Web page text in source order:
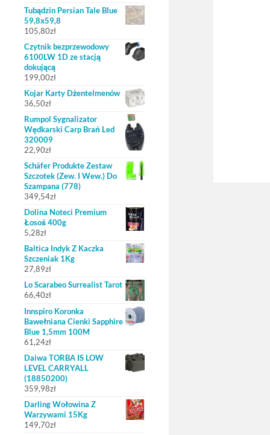
Tubądzin Persian Tale Blue
59,8x59,8
105,80zł
Czytnik bezprzewodowy
6100LW 1D ze stacją
dokującą
199,00zł
Kojar Karty Dżentelmenów
36,50zł
Rumpol Sygnalizator
Wędkarski Carp Brań Led
320009
22,90zł
Schäfer Produkte Zestaw
Szczotek (Zew. I Wew.) Do
Szampana (778)
349,54zł
Dolina Noteci Premium
Łosoś 400g
5,28zł
Baltica Indyk Z Kaczka
Szczeniak 1Kg
27,89zł
Lo Scarabeo Surrealist Tarot
66,40zł
Innspiro Koronka
Bawełniana Cienki Sapphire
Blue 1,5mm 100M
61,24zł
Daiwa TORBA IS LOW
LEVEL CARRYALL
(18850200)
359,98zł
Darling Wołowina Z
Warzywami 15Kg
149,70zł